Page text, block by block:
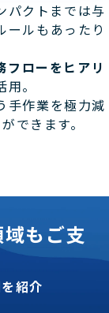
パクトまでは与
ールもあったり
フローをヒアリ
。
手作業を極力減
できます。
もご支
紹介